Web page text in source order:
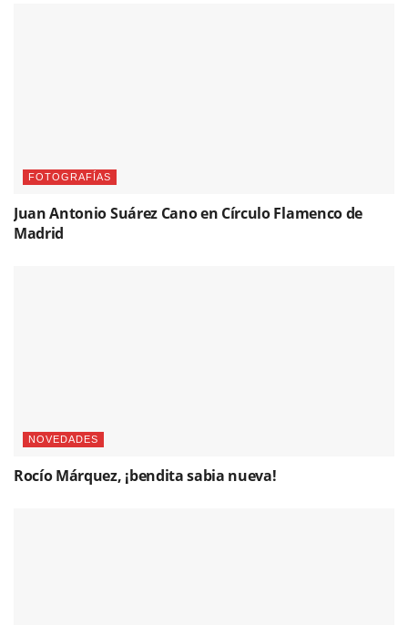
FOTOGRAFÍAS
Juan Antonio Suárez Cano en Círculo Flamenco de
Madrid
NOVEDADES
Rocío Márquez, ¡bendita sabia nueva!